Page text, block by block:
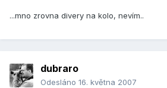
...mno zrovna divery na kolo, nevím..
dubraro
Odesláno 16. května 2007